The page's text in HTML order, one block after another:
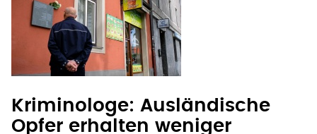
Kriminologe: Ausländische
Opfer erhalten weniger